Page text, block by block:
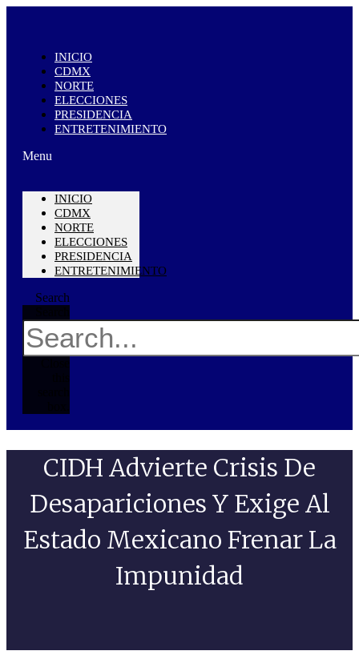
INICIO
CDMX
NORTE
ELECCIONES
PRESIDENCIA
ENTRETENIMIENTO
Menu
INICIO
CDMX
NORTE
ELECCIONES
PRESIDENCIA
ENTRETENIMIENTO
Search
CIDH Advierte Crisis De
Desapariciones Y Exige Al
Estado Mexicano Frenar La
Impunidad